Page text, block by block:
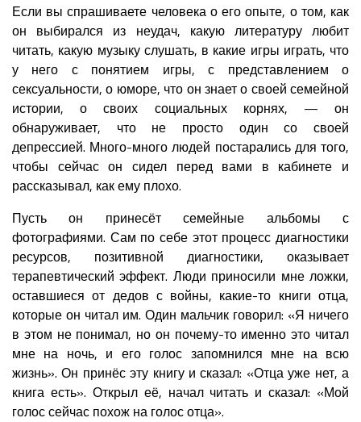
Если вы спрашиваете человека о его опыте, о том, как
он выбирался из неудач, какую литературу любит
читать, какую музыку слушать, в какие игры играть, что
у него с понятием игры, с представлением о
сексуальности, о юморе, что он знает о своей семейной
истории, о своих социальных корнях, — он
обнаруживает, что не просто один со своей
депрессией. Много-много людей постарались для того,
чтобы сейчас он сидел перед вами в кабинете и
рассказывал, как ему плохо.
Пусть он принесёт семейные альбомы с
фотографиями. Сам по себе этот процесс диагностики
ресурсов, позитивной диагностики, оказывает
терапевтический эффект. Люди приносили мне ложки,
оставшиеся от дедов с войны, какие-то книги отца,
которые он читал им. Один мальчик говорил: «Я ничего
в этом не понимал, но он почему-то именно это читал
мне на ночь, и его голос запомнился мне на всю
жизнь». Он принёс эту книгу и сказал: «Отца уже нет, а
книга есть». Открыл её, начал читать и сказал: «Мой
голос сейчас похож на голос отца».